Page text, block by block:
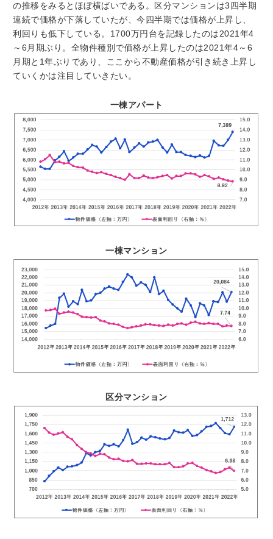
の推移をみるとほぼ横ばいである。区分マンションは3四半期
連続で価格が下落していたが、今四半期では価格が上昇し、
利回りも低下している。1700万円台を記録したのは2021年4
～6月期ぶり。全物件種別で価格が上昇したのは2021年4～6
月期と1年ぶりであり、ここから不動産価格が引き続き上昇し
ていくかは注目していきたい。
一棟アパート
一棟マンション
区分マンション